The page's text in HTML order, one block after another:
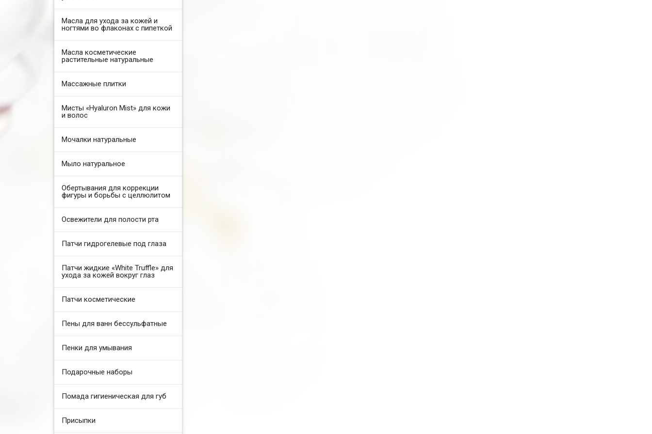
Масла для ухода за кожей и
ногтями во флаконах с пипеткой
Масла косметические
растительные натуральные
Массажные плитки
Мисты «Hyaluron Mist» для кожи
и волос
Мочалки натуральные
Мыло натуральное
Обертывания для коррекции
фигуры и борьбы с целлюлитом
Освежители для полости рта
Патчи гидрогелевые под глаза
Патчи жидкие «White Truffle» для
ухода за кожей вокруг глаз
Патчи косметические
Пены для ванн бессульфатные
Пенки для умывания
Подарочные наборы
Помада гигиеническая для губ
Присыпки